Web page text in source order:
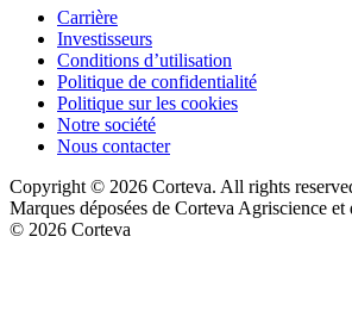
Carrière
Investisseurs
Conditions d’utilisation
Politique de confidentialité
Politique sur les cookies
Notre société
Nous contacter
Copyright © 2026 Corteva. All rights
Marques déposées de Corteva Agriscience et
© 2026 Corteva